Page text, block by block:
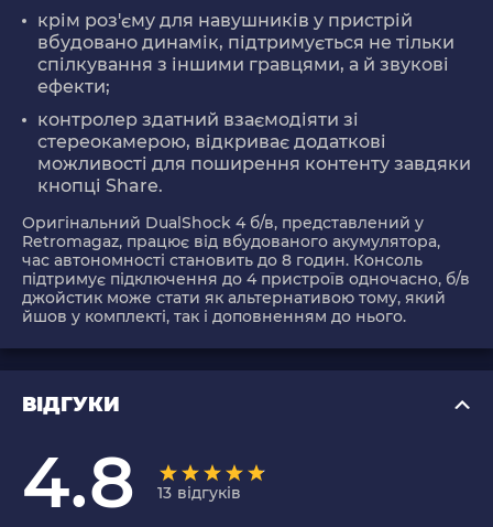
крім роз'єму для навушників у пристрій
вбудовано динамік, підтримується не тільки
спілкування з іншими гравцями, а й звукові
ефекти;
контролер здатний взаємодіяти зі
стереокамерою, відкриває додаткові
можливості для поширення контенту завдяки
кнопці Share.
Оригінальний DualShock 4 б/в, представлений у
Retromagaz, працює від вбудованого акумулятора,
час автономності становить до 8 годин. Консоль
підтримує підключення до 4 пристроїв одночасно, б/в
джойстик може стати як альтернативою тому, який
йшов у комплекті, так і доповненням до нього.
ВІДГУКИ
4.8 13 відгуків